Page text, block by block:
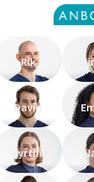
Rik
Davíd
Myrthe